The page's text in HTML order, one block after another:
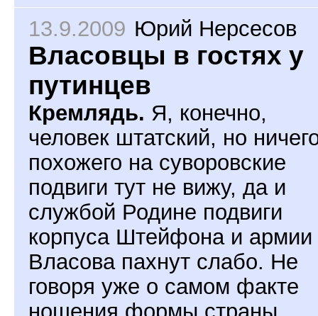
13.9.2009 Юрий Нерсесов
Власовцы в гостях у
путинцев
Кремлядь. Я, конечно,
человек штатский, но
похожего на суворовские
подвиги тут не вижу, да и
службой Родине подвиги
корпуса Штейфона и армии
Власова пахнут слабо. Не
говоря уже о самом факте
ношения формы страны,